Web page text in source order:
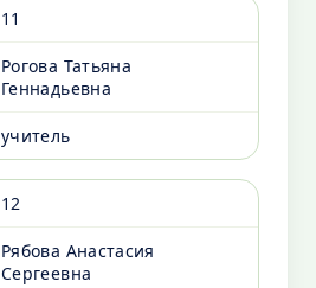
11
Рогова Татьяна
Геннадьевна
учитель
12
Рябова Анастасия
Сергеевна